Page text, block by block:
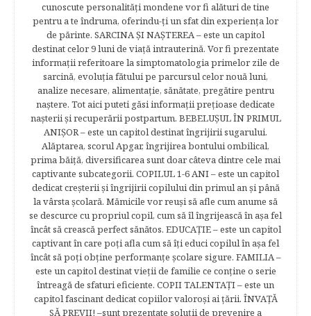
cunoscute personalităţi mondene vor fi alături de tine
pentru a te îndruma, oferindu-ţi un sfat din experienţa lor
de părinte. SARCINA ŞI NAŞTEREA – este un capitol
destinat celor 9 luni de viaţă intrauterină. Vor fi prezentate
informaţii referitoare la simptomatologia primelor zile de
sarcină, evoluţia fătului pe parcursul celor nouă luni,
analize necesare, alimentaţie, sănătate, pregătire pentru
naştere. Tot aici puteti găsi informaţii preţioase dedicate
naşterii şi recuperării postpartum. BEBELUŞUL ÎN PRIMUL
ANIŞOR – este un capitol destinat îngrijirii sugarului.
Alăptarea, scorul Apgar, îngrijirea bontului ombilical,
prima băiţă, diversificarea sunt doar câteva dintre cele mai
captivante subcategorii. COPILUL 1-6 ANI – este un capitol
dedicat creşterii şi îngrijirii copilului din primul an şi până
la vârsta şcolară. Mămicile vor reuşi să afle cum anume să
se descurce cu propriul copil, cum să îl îngrijească în aşa fel
încât să crească perfect sănătos. EDUCAŢIE – este un capitol
captivant în care poţi afla cum să îţi educi copilul în aşa fel
încât să poţi obţine performanţe şcolare sigure. FAMILIA –
este un capitol destinat vieţii de familie ce conţine o serie
întreagă de sfaturi eficiente. COPII TALENTAŢI – este un
capitol fascinant dedicat copiilor valoroși ai țării. ÎNVAŢĂ
SĂ PREVII! –sunt prezentate soluţii de prevenire a